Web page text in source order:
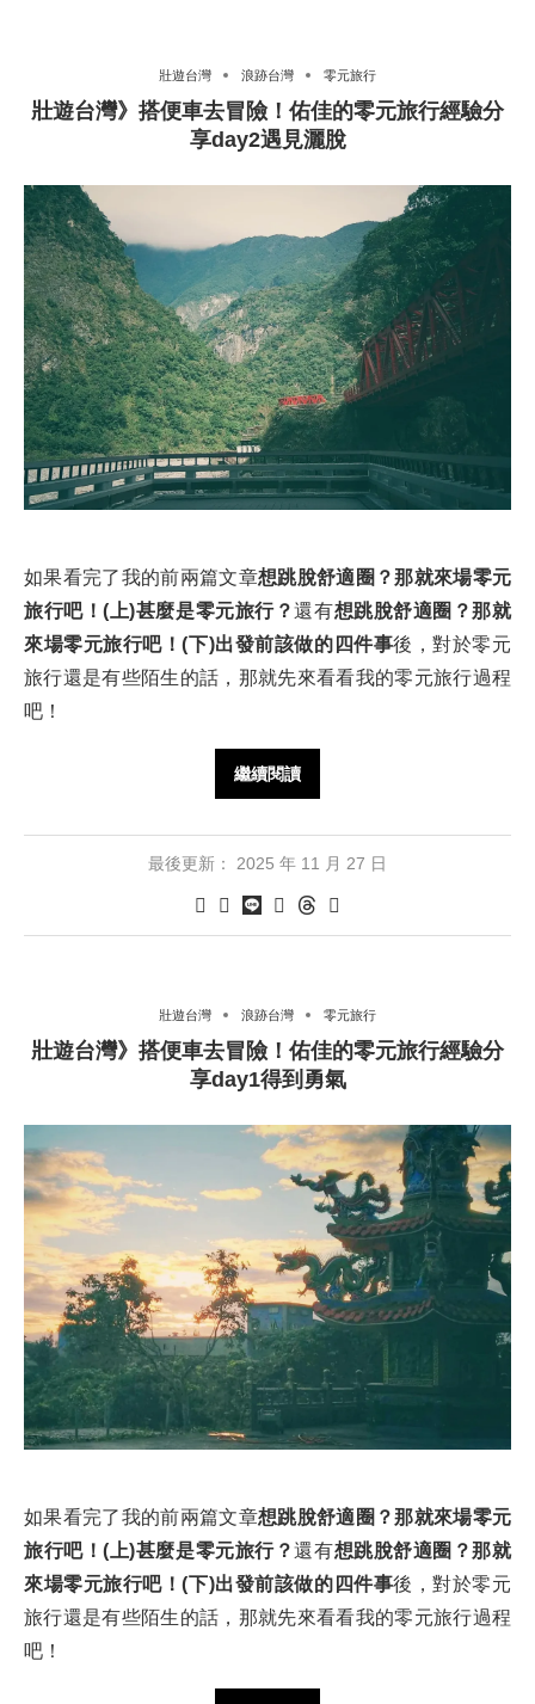
壯遊台灣 浪跡台灣 零元旅行
壯遊台灣》搭便車去冒險！佑佳的零元旅行經驗分
享day2遇見灑脫
如果看完了我的前兩篇文章想跳脫舒適圈？那就來場零元
旅行吧！(上)甚麼是零元旅行？還有想跳脫舒適圈？那就
來場零元旅行吧！(下)出發前該做的四件事後，對於零元
旅行還是有些陌生的話，那就先來看看我的零元旅行過程
吧！
繼續閱讀
最後更新： 2025 年 11 月 27 日
壯遊台灣 浪跡台灣 零元旅行
壯遊台灣》搭便車去冒險！佑佳的零元旅行經驗分
享day1得到勇氣
如果看完了我的前兩篇文章想跳脫舒適圈？那就來場零元
旅行吧！(上)甚麼是零元旅行？還有想跳脫舒適圈？那就
來場零元旅行吧！(下)出發前該做的四件事後，對於零元
旅行還是有些陌生的話，那就先來看看我的零元旅行過程
吧！